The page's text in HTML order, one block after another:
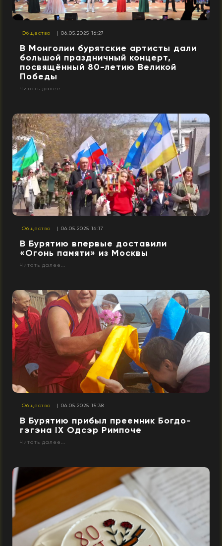
Общество | 06.05.2025 16:27
В Монголии бурятские артисты дали
большой праздничный концерт,
посвящённый 80-летию Великой
Победы
Читать далее...
Общество | 06.05.2025 16:17
В Бурятию впервые доставили
«Огонь памяти» из Москвы
Читать далее...
Общество | 06.05.2025 15:38
В Бурятию прибыл преемник Богдо-
гэгэна IX Одсэр Римпоче
Читать далее...